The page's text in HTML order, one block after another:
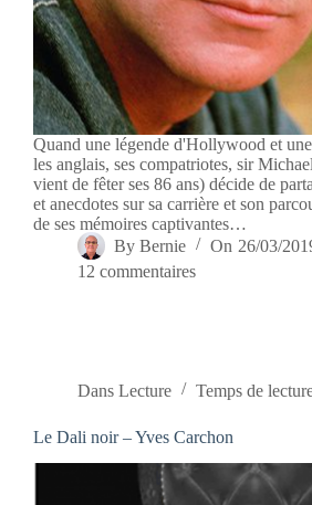
Quand une légende d'Hollywood et
les anglais, ses compatriotes, sir
vient de fêter ses 86 ans) décide de
et anecdotes sur sa carrière et son
de ses mémoires captivantes…
By Bernie On 26/03/
12 commentaires
Dans Lecture Temps de
Le Dali noir – Yves Carchon